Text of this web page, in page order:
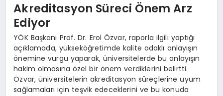
Akreditasyon Süreci Önem Arz
Ediyor
YÖK Başkanı Prof. Dr. Erol Özvar, raporla ilgili yaptığı
açıklamada, yükseköğretimde kalite odaklı anlayışın
önemine vurgu yaparak, üniversitelerde bu anlayışın
hakim olmasına özel bir önem verdiklerini belirtti.
Özvar, üniversitelerin akreditasyon süreçlerine uyum
sağlamaları için teşvik edeceklerini ve bu konuda